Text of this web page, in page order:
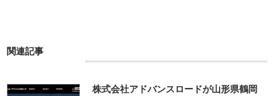
関連記事
株式会社アドバンスロードが山形県鶴岡